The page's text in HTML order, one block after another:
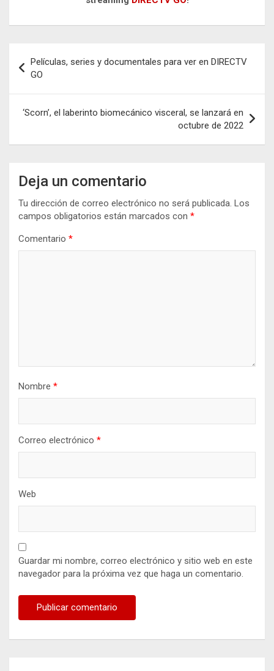
de
entradas
Películas, series y documentales para ver en DIRECTV
GO
‘Scorn’, el laberinto biomecánico visceral, se lanzará en
octubre de 2022
Deja un comentario
Tu dirección de correo electrónico no será publicada. Los
campos obligatorios están marcados con *
Comentario *
Nombre *
Correo electrónico *
Web
Guardar mi nombre, correo electrónico y sitio web en este
navegador para la próxima vez que haga un comentario.